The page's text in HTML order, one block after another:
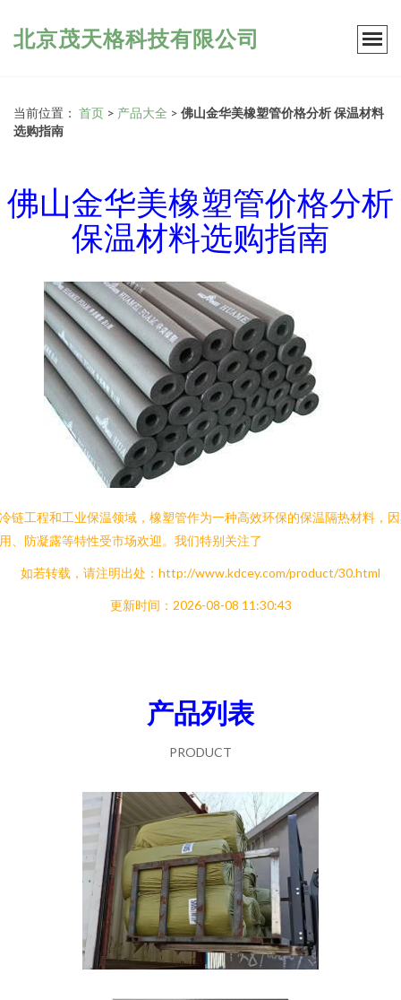
北京茂天格科技有限公司
当前位置： 首页 > 产品大全 > 佛山金华美橡塑管价格分析 保温材料
选购指南
佛山金华美橡塑管价格分析
保温材料选购指南
链工程和工业保温领域，橡塑管作为一种高效环保的保温隔热材料，
、防凝露等特性受市场欢迎。我们特别关注了
如若转载，请注明出处：http://www.kdcey.com/product/30.html
更新时间：2026-08-08 11:30:43
产品列表
PRODUCT